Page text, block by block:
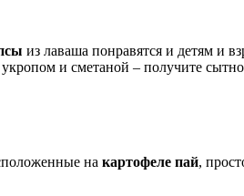
из лаваша понравятся и детям и
и сметаной – получите
на картофеле пай,